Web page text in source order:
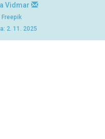
Vidmar
Freepik
2. 11. 2025